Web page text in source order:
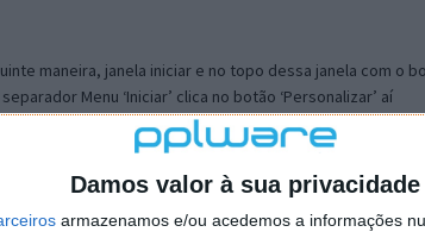
Damos valor à sua privacidade
armazenamos e/ou acedemos a informações
maneira, janela iniciar e no topo dessa janela com o
Menu ‘Iniciar’ clica no botão ‘Personalizar’ aí
escolheres o Browser com que queres navegar e o
Firefox e nas ferramentas ou tools escolhes ‘Opções’ ou
logo perto do fim encontras um local para colocares um
o browser predefinido.